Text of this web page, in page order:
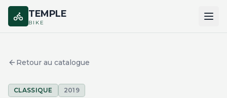
TEMPLE
BIKE
MARQUES
Retour au catalogue
CLASSIQUE 2019